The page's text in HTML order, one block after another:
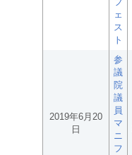
ェ
ス
ト
2019年6月20
日
参
議
院
議
員
マ
ニ
フ